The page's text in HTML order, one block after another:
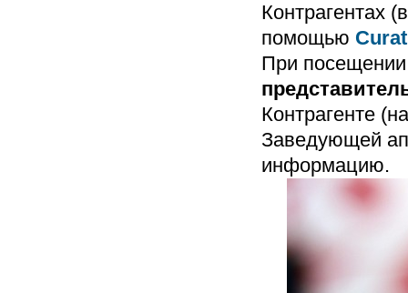
Контрагентах
помощью
При посещении
Контрагенте
Заведующей
информацию.